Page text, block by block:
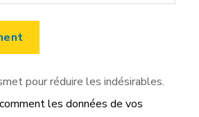
pour réduire les indésirables.
les données de vos